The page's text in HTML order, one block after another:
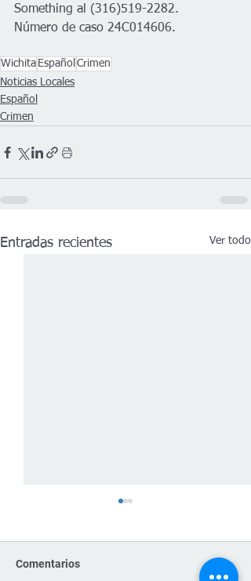
Something al (316)519-2282.
Número de caso 24C014606.
Wichita Español Crimen
Noticias Locales
Español
Crimen
Entradas recientes Ver todo
Comentarios